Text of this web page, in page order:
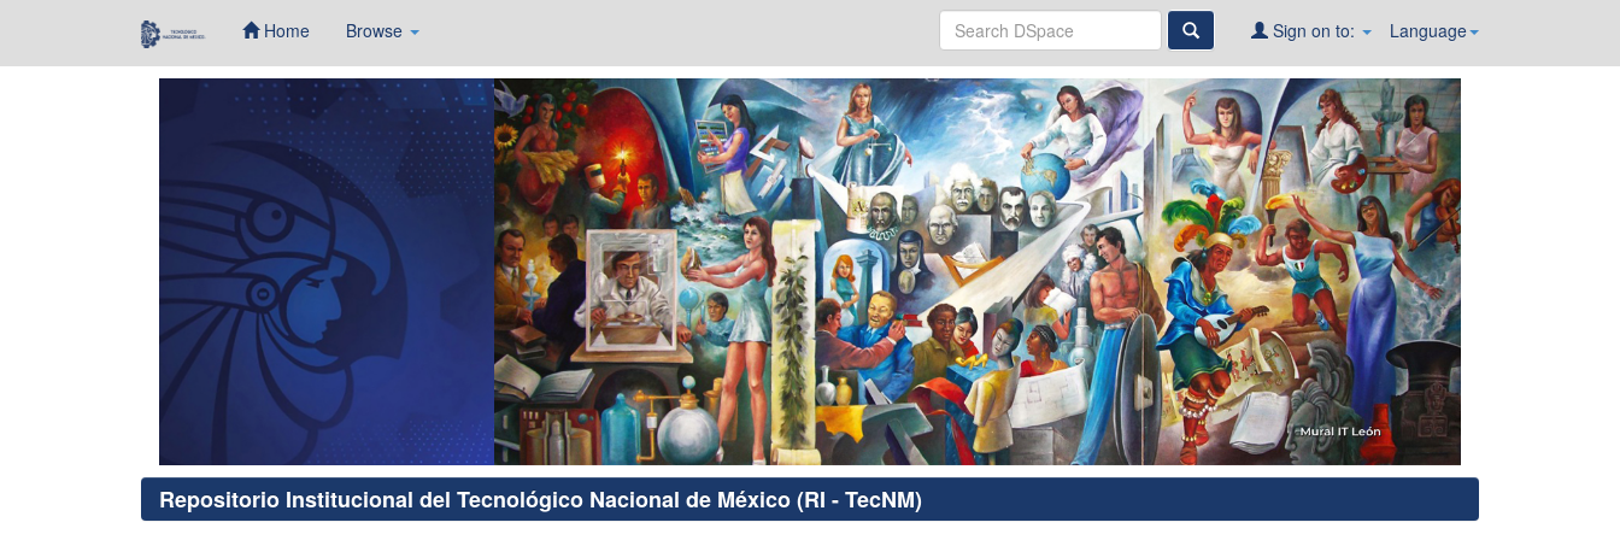
Home Browse Language
Sign on to:
Repositorio Institucional del Tecnológico Nacional de México (RI - TecNM)